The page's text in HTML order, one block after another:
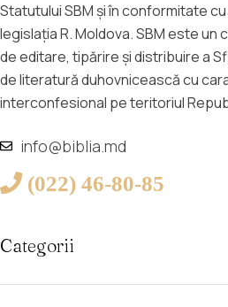
Statutului SBM și în conformitate
legislația R. Moldova. SBM este un
de editare, tipărire și distribuire a
de literatură duhovnicească cu
interconfesional pe teritoriul
info@biblia.md
(022) 46-80-85
Categorii